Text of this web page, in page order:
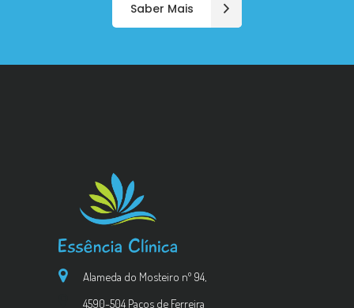
Saber Mais
Alameda do Mosteiro nº 94,
4590-504 Paços de Ferreira